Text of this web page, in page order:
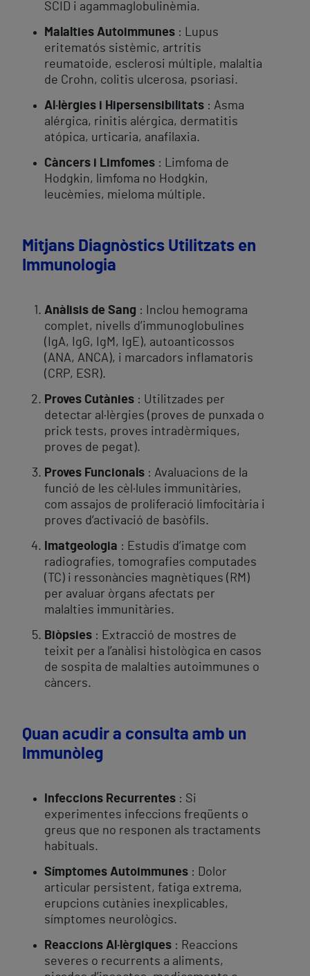
SCID i agammaglobulinèmia.
Malalties Autoimmunes : Lupus
eritematós sistèmic, artritis
reumatoide, esclerosi múltiple, malaltia
de Crohn, colitis ulcerosa, psoriasi.
Al·lèrgies i Hipersensibilitats : Asma
alérgica, rinitis alérgica, dermatitis
atópica, urticaria, anafilaxia.
Càncers i Limfomes : Limfoma de
Hodgkin, limfoma no Hodgkin,
leucèmies, mieloma múltiple.
Mitjans Diagnòstics Utilitzats en
Immunologia
Anàlisis de Sang : Inclou hemograma
complet, nivells d’immunoglobulines
(IgA, IgG, IgM, IgE), autoanticossos
(ANA, ANCA), i marcadors inflamatoris
(CRP, ESR).
Proves Cutànies : Utilitzades per
detectar al·lèrgies (proves de punxada o
prick tests, proves intradèrmiques,
proves de pegat).
Proves Funcionals : Avaluacions de la
funció de les cèl·lules immunitàries,
com assajos de proliferació limfocitària i
proves d’activació de basòfils.
Imatgeologia : Estudis d’imatge com
radiografies, tomografies computades
(TC) i ressonàncies magnètiques (RM)
per avaluar òrgans afectats per
malalties immunitàries.
Biòpsies : Extracció de mostres de
teixit per a l’anàlisi histològica en casos
de sospita de malalties autoimmunes o
càncers.
Quan acudir a consulta amb un
Immunòleg
Infeccions Recurrentes : Si
experimentes infeccions freqüents o
greus que no responen als tractaments
habituals.
Símptomes Autoimmunes : Dolor
articular persistent, fatiga extrema,
erupcions cutànies inexplicables,
símptomes neurològics.
Reaccions Al·lèrgiques : Reaccions
severes o recurrents a aliments,